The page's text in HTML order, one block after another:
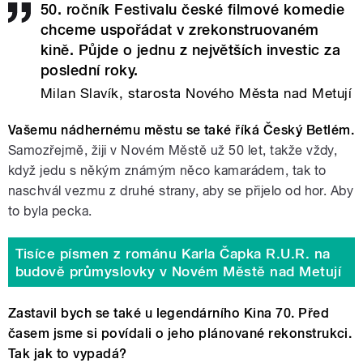
50. ročník Festivalu české filmové komedie
chceme uspořádat v zrekonstruovaném
kině. Půjde o jednu z největších investic za
poslední roky.
Milan Slavík, starosta Nového Města nad Metují
Vašemu nádhernému městu se také říká Český Betlém.
Samozřejmě, žiji v Novém Městě už 50 let, takže vždy,
když jedu s někým známým něco kamarádem, tak to
naschvál vezmu z druhé strany, aby se přijelo od hor. Aby
to byla pecka.
Tisíce písmen z románu Karla Čapka R.U.R. na
budově průmyslovky v Novém Městě nad Metují
Zastavil bych se také u legendárního Kina 70. Před
časem jsme si povídali o jeho plánované rekonstrukci.
Tak jak to vypadá?